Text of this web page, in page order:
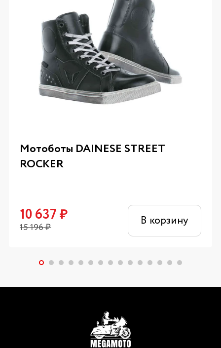
Мотоботы DAINESE STREET
ROCKER
10 637₽
15 196₽ В корзину